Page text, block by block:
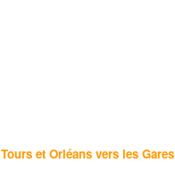
et Orléans vers les Gares